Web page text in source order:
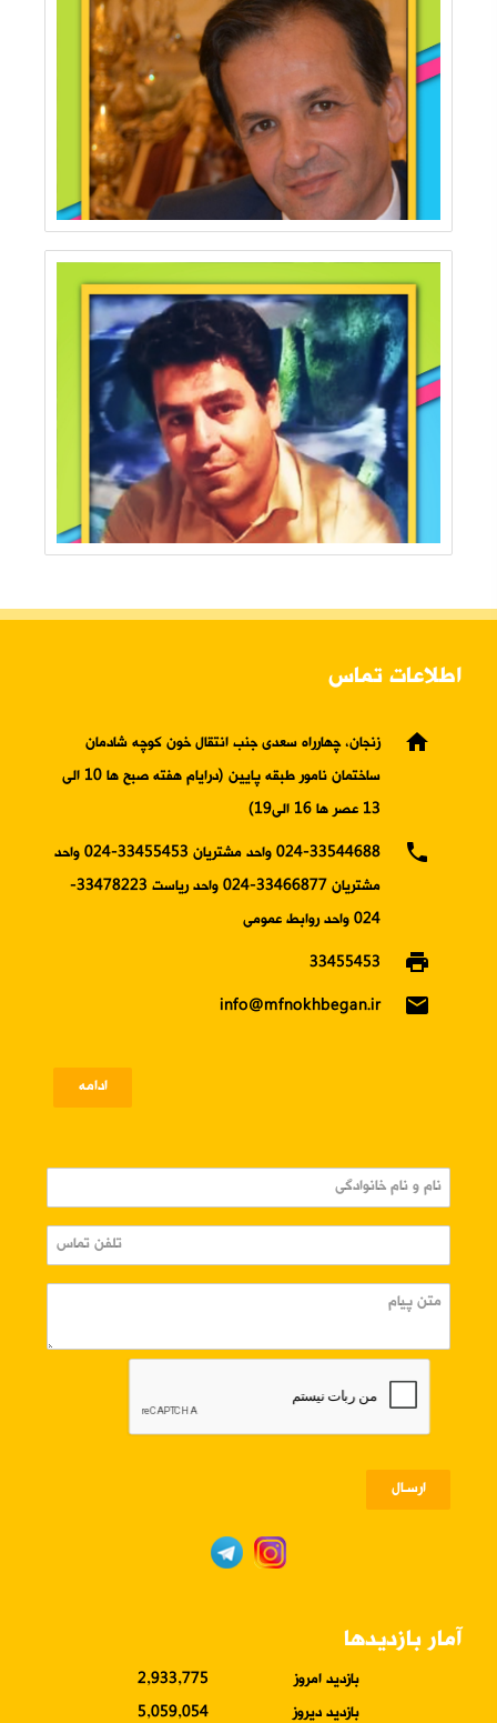
اطلاعات تماس
home
زنجان، چهارراه سعدی جنب انتقال خون کوچه شادمان
ساختمان نامور طبقه پایین (درایام هفته صبح ها 10 الی
13 عصر ها 16 الی19)
phone
024-33544688 واحد مشتریان 33455453-024 واحد
مشتریان 33466877-024 واحد ریاست 33478223-
024 واحد روابط عمومی
print
33455453
email
info@mfnokhbegan.ir
ادامه
ارسـال
آمار بازدیدها
بازدید امروز
2,933,775
بازدید دیروز
5,059,054